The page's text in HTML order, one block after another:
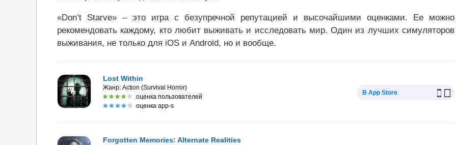
«Don’t Starve» – это игра с безупречной репутацией и высочайшими оценками. Ее можно
рекомендовать каждому, кто любит выживать и исследовать мир. Один из лучших симуляторов
выживания, не только для iOS и Android, но и вообще.
Lost Within
Жанр: Action (Survival Horror)
оценка пользователей
оценка app-s
В App Store
Forgotten Memories: Alternate Realities